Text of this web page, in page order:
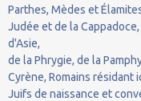
Parthes, Mèdes et
Judée et de la
d'Asie,
de la Phrygie, de la
Cyrène, Romains résidant
Juifs de naissance et